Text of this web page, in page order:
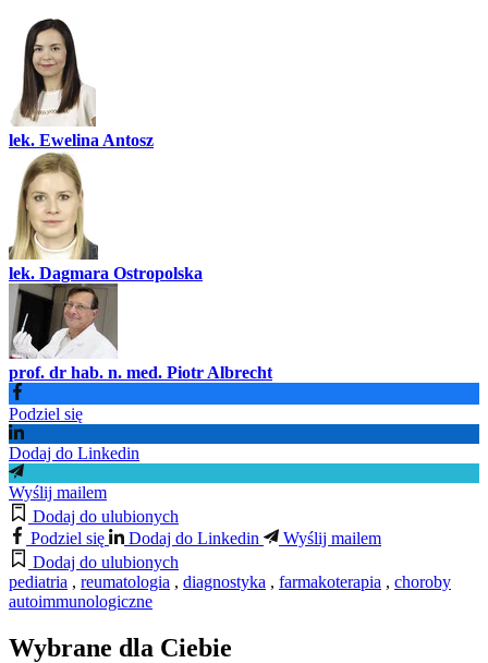
lek. Ewelina Antosz
lek. Dagmara Ostropolska
prof. dr hab. n. med. Piotr Albrecht
Podziel się
Dodaj do Linkedin
Wyślij mailem
Dodaj do ulubionych
Podziel się
Dodaj do Linkedin
Wyślij mailem
Dodaj do ulubionych
pediatria , reumatologia , diagnostyka , farmakoterapia , choroby
autoimmunologiczne
Wybrane dla Ciebie